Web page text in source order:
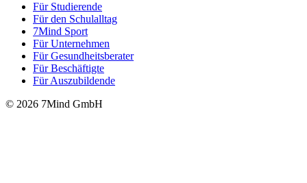
Für Stu­die­rende
Für den Schulalltag
7Mind Sport
Für Unter­neh­men
Für Gesund­heits­be­ra­ter
Für Beschäftigte
Für Auszubildende
© 2026 7Mind GmbH